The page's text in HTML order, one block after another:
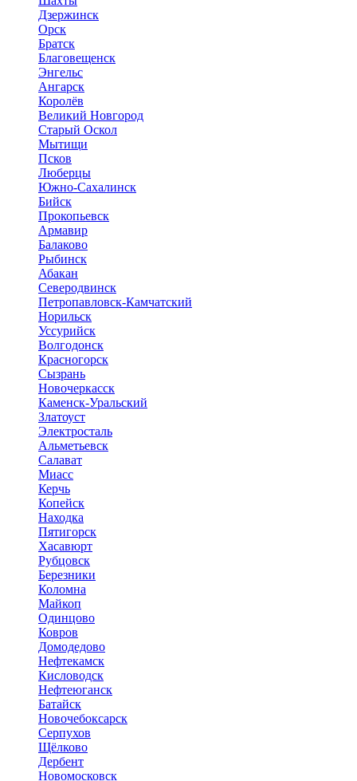
Дзержинск
Орск
Братск
Благовещенск
Энгельс
Ангарск
Королёв
Великий Новгород
Старый Оскол
Мытищи
Псков
Люберцы
Южно-Сахалинск
Бийск
Прокопьевск
Армавир
Балаково
Рыбинск
Абакан
Северодвинск
Петропавловск-Камчатский
Норильск
Уссурийск
Волгодонск
Красногорск
Сызрань
Новочеркасск
Каменск-Уральский
Златоуст
Электросталь
Альметьевск
Салават
Миасс
Керчь
Копейск
Находка
Пятигорск
Хасавюрт
Рубцовск
Березники
Коломна
Майкоп
Одинцово
Ковров
Домодедово
Нефтекамск
Кисловодск
Нефтеюганск
Батайск
Новочебоксарск
Серпухов
Щёлково
Дербент
Новомосковск